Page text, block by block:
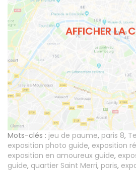
AFFICHER LA
Mots-clés : jeu de paume, paris 8,
exposition photo guide, exposition
exposition en amoureux guide,
guide, quartier Saint Merri, paris,